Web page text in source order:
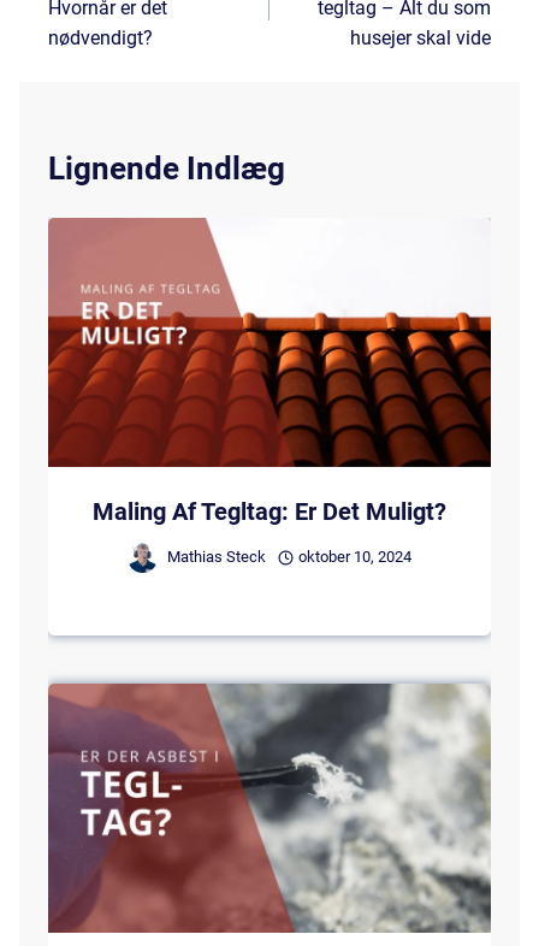
Hvornår er det
nødvendigt?
tegltag – Alt du som
husejer skal vide
Lignende Indlæg
Maling Af Tegltag: Er Det Muligt?
Mathias Steck oktober 10, 2024